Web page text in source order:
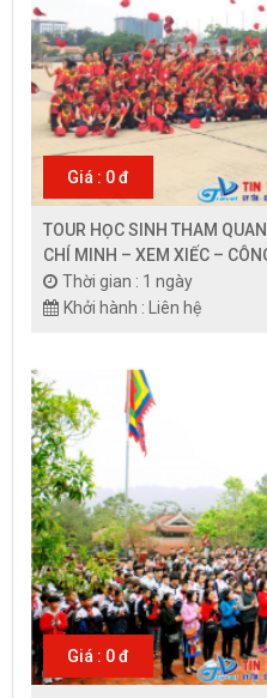
Giá : 0 đ
TOUR HỌC SINH THAM
CHÍ MINH – XEM XIẾC –
Thời gian : 1 ngày
Khởi hành : Liên hệ
Giá : 0 đ